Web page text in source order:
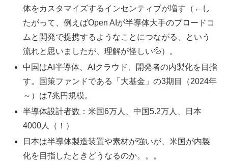
体をカスタマイズするインセンティブが増す（←し
たがって、例えばOpen AIが半導体大手のブロードコ
ムと開発で提携するようなことにつながる、という
流れと思いましたが、理解が怪しい💦）。
中国はAI半導体、AIクラウド、開発者の内製化を目指
す。国策ファンドである「大基金」の3期目（2024年
～）は7兆円規模。
半導体設計者数：米国6万人、中国5.2万人、日本
4000人（！）
日本は半導体製造装置や素材が強いが、米国が内製
化を目指したときどうなるのか。。。